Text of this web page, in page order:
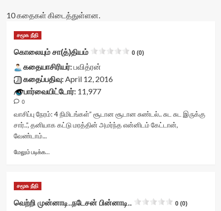
10 கதைகள் கிடைத்துள்ளன.
சமூக நீதி
கொலையும் சா(த்)தியம் 0 (0)
கதையாசிரியர்:பவித்ரன்
கதைப்பதிவு:April 12, 2016
பார்வையிட்டோர்:11,977
0
வாசிப்பு நேரம்: 4 நிமிடங்கள்” சூடான சூடான சுண்டல்.. சுட சுட இருக்கு
சார்..”, தனியாக கட்டு மரத்தின் அமர்ந்த என்னிடம் கேட்டான்,
வேண்டாம்...
மேலும் படிக்க...
class="yasr-
vv-
சமூக நீதி
வெற்றி முன்னாடி..நடேசன் பின்னாடி.. 0 (0)